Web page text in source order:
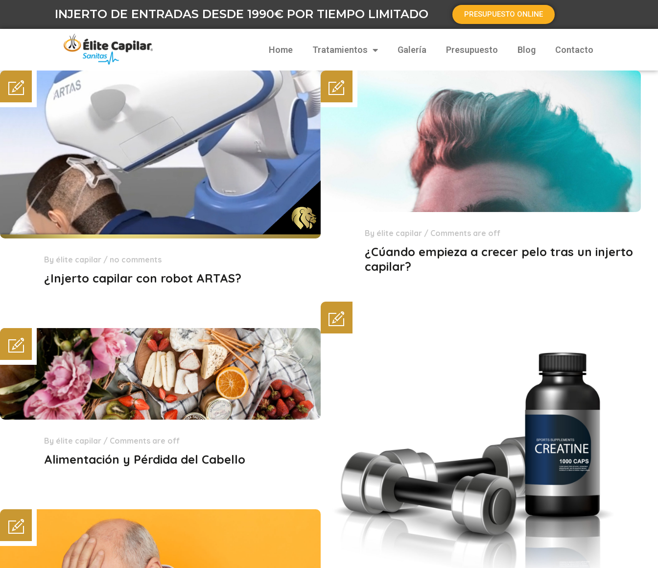
INJERTO DE ENTRADAS DESDE 1990€ POR TIEMPO LIMITADO PRESUPUESTO ONLINE
Home Tratamientos Galería Presupuesto Blog Contacto
By élite capilar / no comments
¿Injerto capilar con robot ARTAS?
By élite capilar / Comments are off
¿Cúando empieza a crecer pelo tras un injerto
capilar?
By élite capilar / Comments are off
Alimentación y Pérdida del Cabello